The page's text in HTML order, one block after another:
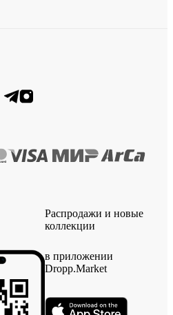
Распродажи и новые
коллекции
в приложении
Dropp.Market